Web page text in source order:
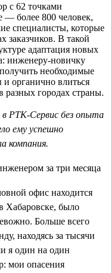
с 62 точками
— более 800 человек,
специалисты, которые
заказчиков. В такой
адаптация новых
инженеру-новичку
необходимые
и органично влиться
разных городах страны.
РТК-Сервис без опыта
ему успешно
компания.
офис находится
Хабаровске, было
Больше всего
находясь за тысячи
я один на один
мои опасения